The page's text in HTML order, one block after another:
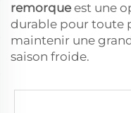
remorque est une
durable pour toute
maintenir une
saison froide.